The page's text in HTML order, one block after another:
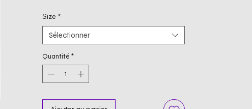
Size *
Sélectionner
Quantité *